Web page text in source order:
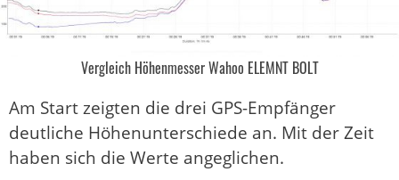
Vergleich Höhenmesser Wahoo ELEMNT BOLT
Am Start zeigten die drei GPS-Empfänger
deutliche Höhenunterschiede an. Mit der Zeit
haben sich die Werte angeglichen.